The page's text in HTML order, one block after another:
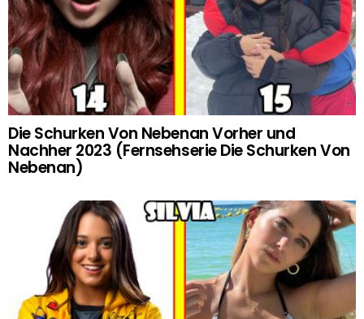
Die Schurken Von Nebenan Vorher und
Nachher 2023 (Fernsehserie Die Schurken Von
Nebenan)